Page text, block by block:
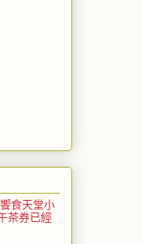
食天堂小
茶券已經